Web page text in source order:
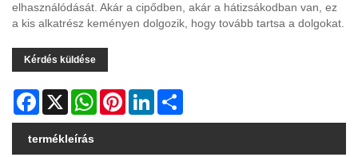
elhasználódását. Akár a cipődben, akár a hátizsákodban van, ez
a kis alkatrész keményen dolgozik, hogy tovább tartsa a dolgokat.
Kérdés küldése
Facebook
X WhatsAppPinterestLinkedIn
termékleírás